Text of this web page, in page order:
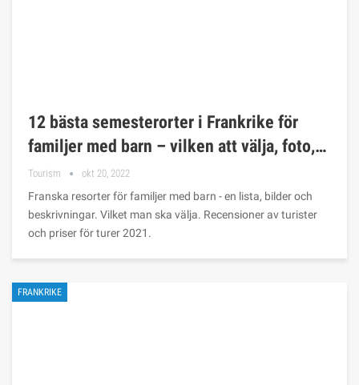
12 bästa semesterorter i Frankrike för
familjer med barn – vilken att välja, foto,…
Tourism okt 20, 2022
Franska resorter för familjer med barn - en lista, bilder och
beskrivningar. Vilket man ska välja. Recensioner av turister
och priser för turer 2021.
FRANKRIKE